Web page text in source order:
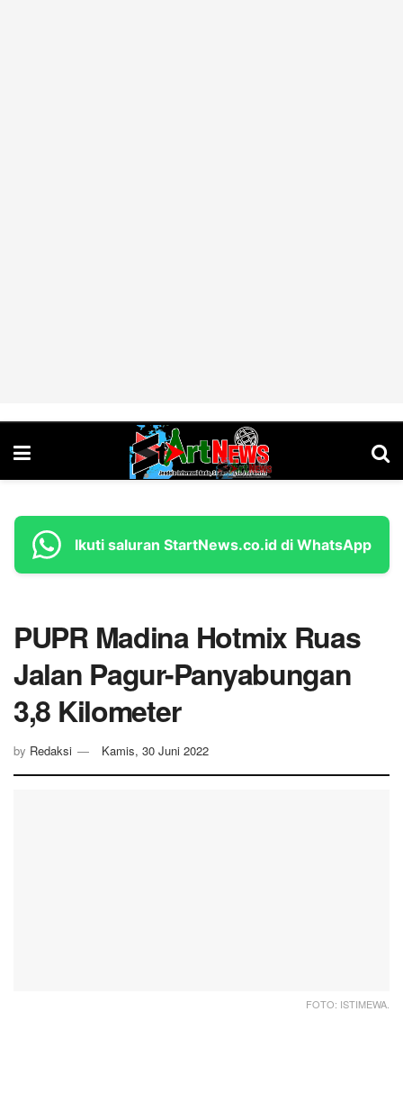
Ikuti saluran StartNews.co.id di WhatsApp
PUPR Madina Hotmix Ruas
Jalan Pagur-Panyabungan
3,8 Kilometer
by Redaksi Kamis, 30 Juni 2022
FOTO: ISTIMEWA.